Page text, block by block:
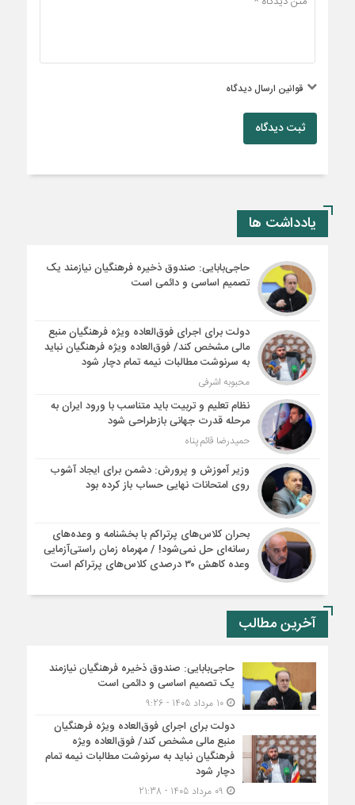
قوانین ارسال دیدگاه
ثبت دیدگاه
یادداشت ها
حاجی‌بابایی: صندوق ذخیره فرهنگیان نیازمند یک
تصمیم اساسی و دائمی است
دولت برای اجرای فوق‌العاده ویژه فرهنگیان منبع
مالی مشخص کند/ فوق‌العاده ویژه فرهنگیان نباید
به سرنوشت مطالبات نیمه‌ تمام دچار شود
محبوبه اشرفی
نظام تعلیم و تربیت باید متناسب با ورود ایران به
مرحله قدرت جهانی بازطراحی شود
حمیدرضا قائم پناه
وزیر آموزش و پرورش: دشمن برای ایجاد آشوب
روی امتحانات نهایی حساب باز کرده بود
بحران کلاس‌های پرتراکم با بخشنامه و وعده‌های
رسانه‌ای حل نمی‌شود! / مهرماه زمان راستی‌آزمایی
وعده کاهش ۳۰ درصدی کلاس‌های پرتراکم است
آخرین مطالب
حاجی‌بابایی: صندوق ذخیره فرهنگیان نیازمند
یک تصمیم اساسی و دائمی است
10 مرداد 1405 - 9:26
دولت برای اجرای فوق‌العاده ویژه فرهنگیان
منبع مالی مشخص کند/ فوق‌العاده ویژه
فرهنگیان نباید به سرنوشت مطالبات نیمه‌ تمام
دچار شود